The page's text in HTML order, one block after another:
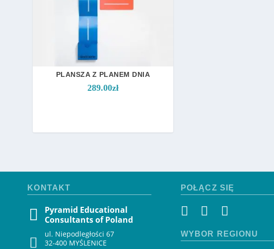
PLANSZA Z PLANEM DNIA
289.00zł
KONTAKT
Pyramid Educational
Consultants of Poland
ul. Niepodległości 67
32-400 MYŚLENICE
POŁĄCZ SIĘ
WYBÓR REGIONU